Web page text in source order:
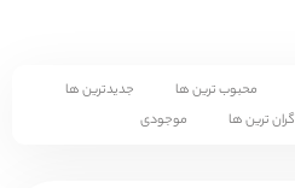
محبوب ترین ها
جدیدترین ها
گران ترین ها موجودی